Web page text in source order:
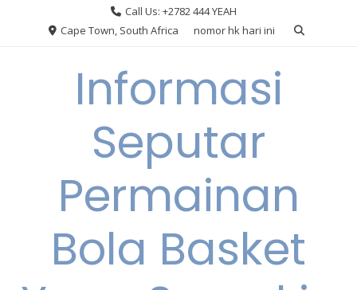
Call Us: +2782 444 YEAH
Cape Town, South Africa
nomor hk hari ini
Informasi
Seputar
Permainan
Bola Basket